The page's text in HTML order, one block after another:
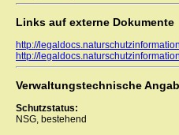
Links auf externe Dokumente
http://
http://
Verwaltungstechnische
Schutzstatus:
NSG, bestehend